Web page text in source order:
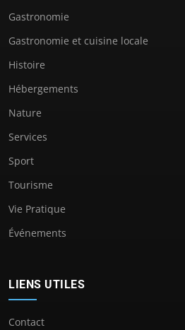
Gastronomie
Gastronomie et cuisine locale
Histoire
Hébergements
Nature
Services
Sport
Tourisme
Vie Pratique
Événements
LIENS UTILES
Contact